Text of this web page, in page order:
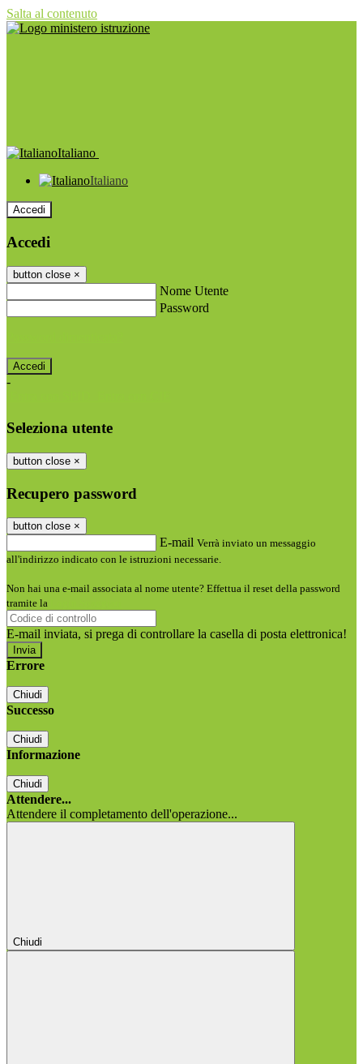
Salta al contenuto
Italiano
Italiano
Accedi
Accedi
button close ×
Nome Utente
Password
-
Seleziona utente
button close ×
Recupero password
button close ×
E-mail Verrà inviato un messaggio
all'indirizzo indicato con le istruzioni necessarie.
Non hai una e-mail associata al nome utente? Effettua il reset della password
tramite la
E-mail inviata, si prega di controllare la casella di posta elettronica!
Errore
Chiudi
Successo
Chiudi
Informazione
Chiudi
Attendere...
Attendere il completamento dell'operazione...
Chiudi